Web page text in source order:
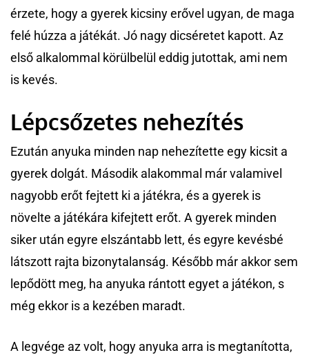
érzete, hogy a gyerek kicsiny erővel ugyan, de maga
felé húzza a játékát. Jó nagy dicséretet kapott. Az
első alkalommal körülbelül eddig jutottak, ami nem
is kevés.
Lépcsőzetes nehezítés
Ezután anyuka minden nap nehezítette egy kicsit a
gyerek dolgát. Második alakommal már valamivel
nagyobb erőt fejtett ki a játékra, és a gyerek is
növelte a játékára kifejtett erőt. A gyerek minden
siker után egyre elszántabb lett, és egyre kevésbé
látszott rajta bizonytalanság. Később már akkor sem
lepődött meg, ha anyuka rántott egyet a játékon, s
még ekkor is a kezében maradt.
A legvége az volt, hogy anyuka arra is megtanította,